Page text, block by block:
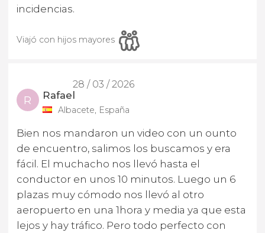
incidencias.
Viajó con hijos mayores
28 / 03 / 2026
R Rafael
Albacete, España
Bien nos mandaron un video con un ounto
de encuentro, salimos los buscamos y era
fácil. El muchacho nos llevó hasta el
conductor en unos 10 minutos. Luego un 6
plazas muy cómodo nos llevó al otro
aeropuerto en una 1hora y media ya que esta
lejos y hay tráfico. Pero todo perfecto con